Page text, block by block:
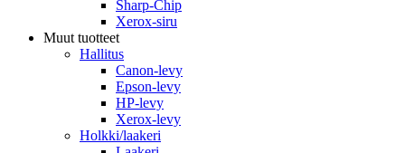
Sharp-Chip
Xerox-siru
Muut tuotteet
Hallitus
Canon-levy
Epson-levy
HP-levy
Xerox-levy
Holkki/laakeri